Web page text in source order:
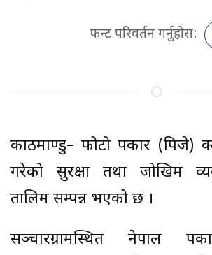
फन्ट परिवर्तन गर्नुहोस:
काठमाण्डु– फोटो पत्रकार
गरेको सुरक्षा तथा जोखिम
तालिम सम्पन्न भएको छ ।
सञ्चारग्रामस्थित नेपाल